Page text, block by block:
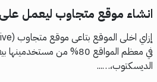
انشاء موقع متجاوب ليعمل على
الديسكتوب،…...